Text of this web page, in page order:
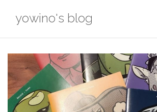
yowino's blog